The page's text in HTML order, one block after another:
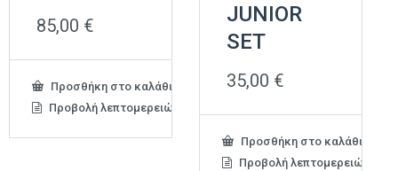
85,00 €
Προσθήκη στο καλάθι
Προβολή λεπτομερειών
JUNIOR
SET
35,00 €
Προσθήκη στο καλάθι
Προβολή λεπτομερειών